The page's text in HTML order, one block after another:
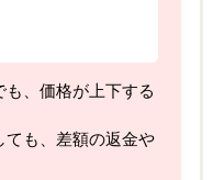
、価格が上下する
ても、差額の返金や